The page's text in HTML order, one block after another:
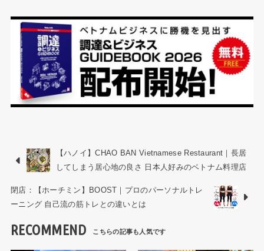
【ハノイ】CHAO BAN Vietnamese Restaurant｜長居
してしまう居心地の良さ 日本人好みのベトナム料理店
閉店：【ホーチミン】BOOST｜プロのパーソナルトレ
ーニング 自己流の筋トレとの違いとは
RECOMMEND